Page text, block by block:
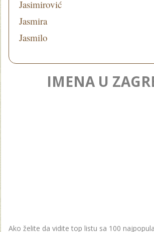
Jasimirović
Jasmira
Jasmilo
IMENA U
Ako želite da vidite top listu sa 100